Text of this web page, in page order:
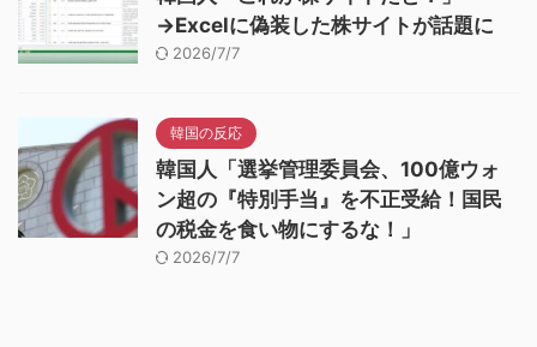
→Excelに偽装した株サイトが話題に
2026/7/7
韓国の反応
韓国人「選挙管理委員会、100億ウォ
ン超の『特別手当』を不正受給！国民
の税金を食い物にするな！」
2026/7/7